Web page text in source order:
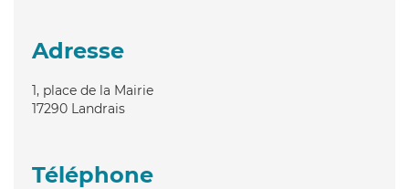
Adresse
1, place de la Mairie
17290 Landrais
Téléphone